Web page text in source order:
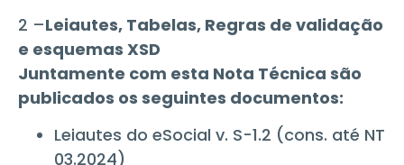
2 –Leiautes, Tabelas, Regras de validação
e esquemas XSD
Juntamente com esta Nota Técnica são
publicados os seguintes documentos:
Leiautes do eSocial v. S-1.2 (cons. até NT
03.2024)